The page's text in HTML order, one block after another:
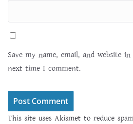
Save my name, email, and website
next time I comment.
This site uses Akismet to reduce